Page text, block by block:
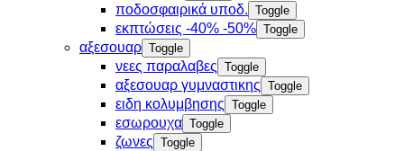
ποδοσφαιρικά υποδ. Toggle
εκπτώσεις -40% -50% Toggle
αξεσουαρ Toggle
νεες παραλαβες Toggle
αξεσουαρ γυμναστικης Toggle
ειδη κολυμβησης Toggle
εσωρουχα Toggle
ζωνες Toggle